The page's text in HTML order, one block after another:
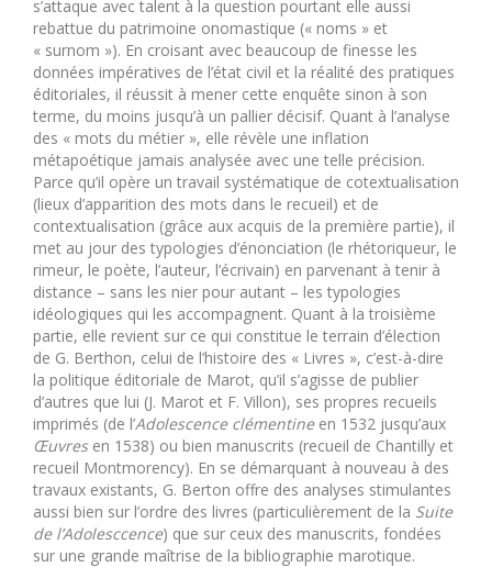
s’attaque avec talent à la question pourtant elle aussi
rebattue du patrimoine onomastique (« noms » et
« surnom »). En croisant avec beaucoup de finesse les
données impératives de l’état civil et la réalité des pratiques
éditoriales, il réussit à mener cette enquête sinon à son
terme, du moins jusqu’à un pallier décisif. Quant à l’analyse
des « mots du métier », elle révèle une inflation
métapoétique jamais analysée avec une telle précision.
Parce qu’il opère un travail systématique de cotextualisation
(lieux d’apparition des mots dans le recueil) et de
contextualisation (grâce aux acquis de la première partie), il
met au jour des typologies d’énonciation (le rhétoriqueur, le
rimeur, le poète, l’auteur, l’écrivain) en parvenant à tenir à
distance – sans les nier pour autant – les typologies
idéologiques qui les accompagnent. Quant à la troisième
partie, elle revient sur ce qui constitue le terrain d’élection
de G. Berthon, celui de l’histoire des « Livres », c’est-à-dire
la politique éditoriale de Marot, qu’il s’agisse de publier
d’autres que lui (J. Marot et F. Villon), ses propres recueils
imprimés (de l’Adolescence clémentine en 1532 jusqu’aux
Œuvresen 1538) ou bien manuscrits (recueil de Chantilly et
recueil Montmorency). En se démarquant à nouveau à des
travaux existants, G. Berton offre des analyses stimulantes
aussi bien sur l’ordre des livres (particulièrement de la Suite
de l’Adolesccence) que sur ceux des manuscrits, fondées
sur une grande maîtrise de la bibliographie marotique.